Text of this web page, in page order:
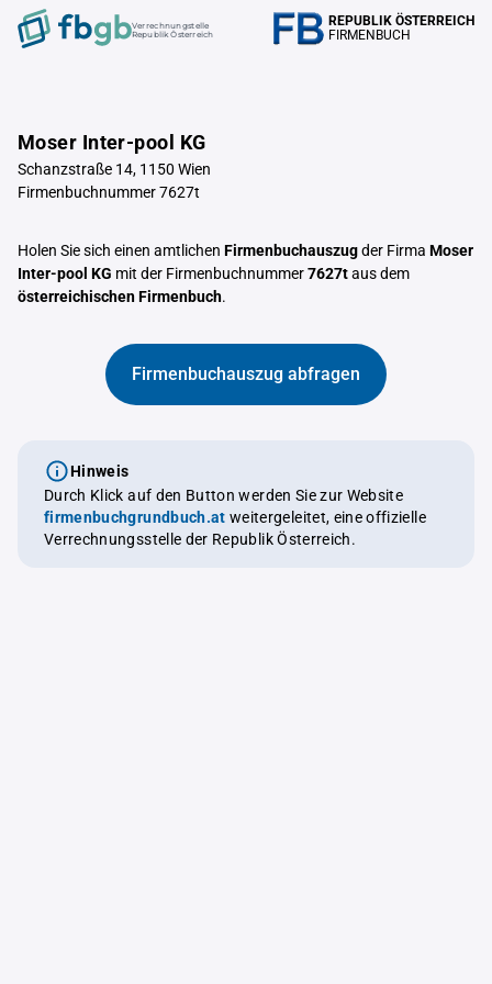
Verrechnungstelle
Republik Österreich
REPUBLIK ÖSTERREICH
FIRMENBUCH
Moser Inter-pool KG
Schanzstraße 14, 1150 Wien
Firmenbuchnummer 7627t
Holen Sie sich einen amtlichen Firmenbuchauszugder Firma Moser
Inter-pool KG mit der Firmenbuchnummer7627taus dem
österreichischen Firmenbuch.
Firmenbuchauszug abfragen
Hinweis
Durch Klick auf den Button werden Sie zur Website
firmenbuchgrundbuch.at weitergeleitet, eine offizielle
Verrechnungsstelle der Republik Österreich.